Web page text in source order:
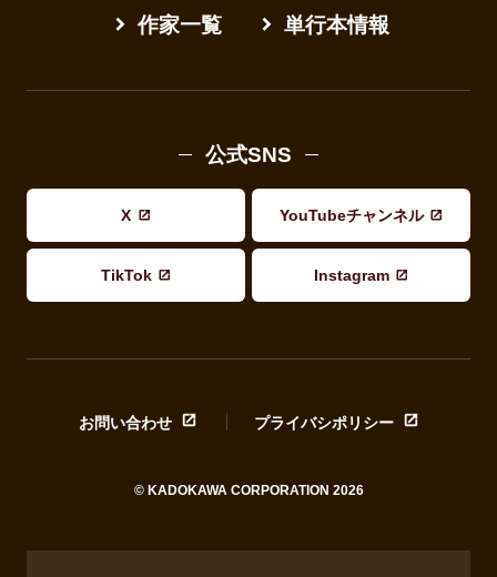
作家一覧 単行本情報
公式SNS
X YouTubeチャンネル
TikTok Instagram
お問い合わせ プライバシポリシー
© KADOKAWA CORPORATION 2026